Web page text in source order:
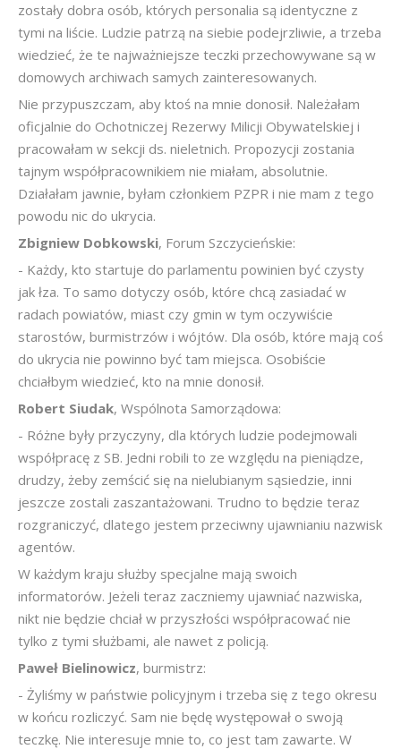
zostały dobra osób, których personalia są identyczne z
tymi na liście. Ludzie patrzą na siebie podejrzliwie, a trzeba
wiedzieć, że te najważniejsze teczki przechowywane są w
domowych archiwach samych zainteresowanych.
Nie przypuszczam, aby ktoś na mnie donosił. Należałam
oficjalnie do Ochotniczej Rezerwy Milicji Obywatelskiej i
pracowałam w sekcji ds. nieletnich. Propozycji zostania
tajnym współpracownikiem nie miałam, absolutnie.
Działałam jawnie, byłam członkiem PZPR i nie mam z tego
powodu nic do ukrycia.
Zbigniew Dobkowski, Forum Szczycieńskie:
- Każdy, kto startuje do parlamentu powinien być czysty
jak łza. To samo dotyczy osób, które chcą zasiadać w
radach powiatów, miast czy gmin w tym oczywiście
starostów, burmistrzów i wójtów. Dla osób, które mają coś
do ukrycia nie powinno być tam miejsca. Osobiście
chciałbym wiedzieć, kto na mnie donosił.
Robert Siudak, Wspólnota Samorządowa:
- Różne były przyczyny, dla których ludzie podejmowali
współpracę z SB. Jedni robili to ze względu na pieniądze,
drudzy, żeby zemścić się na nielubianym sąsiedzie, inni
jeszcze zostali zaszantażowani. Trudno to będzie teraz
rozgraniczyć, dlatego jestem przeciwny ujawnianiu nazwisk
agentów.
W każdym kraju służby specjalne mają swoich
informatorów. Jeżeli teraz zaczniemy ujawniać nazwiska,
nikt nie będzie chciał w przyszłości współpracować nie
tylko z tymi służbami, ale nawet z policją.
Paweł Bielinowicz, burmistrz:
- Żyliśmy w państwie policyjnym i trzeba się z tego okresu
w końcu rozliczyć. Sam nie będę występował o swoją
teczkę. Nie interesuje mnie to, co jest tam zawarte. W